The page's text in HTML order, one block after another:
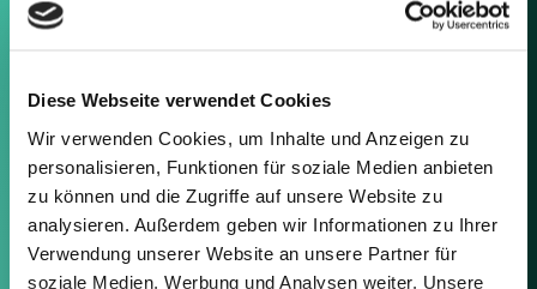
Diese Webseite verwendet Cookies
Wir verwenden Cookies, um Inhalte und Anzeigen zu
personalisieren, Funktionen für soziale Medien anbieten
zu können und die Zugriffe auf unsere Website zu
analysieren. Außerdem geben wir Informationen zu Ihrer
Verwendung unserer Website an unsere Partner für
soziale Medien, Werbung und Analysen weiter. Unsere
Feel free to contact us using the
the right.
Berlin
Frankfurt
München